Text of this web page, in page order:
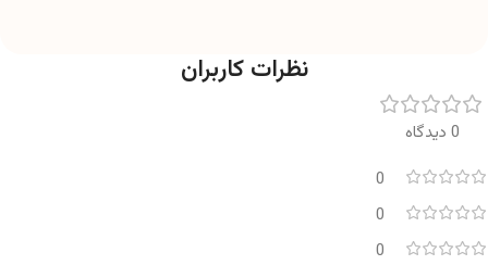
نظرات کاربران
0 دیدگاه
0
0
0